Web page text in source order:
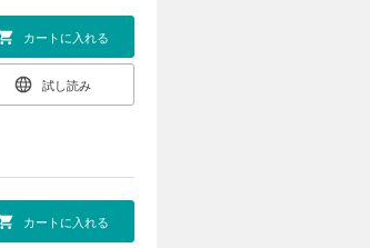
カートに入れる
試し読み
カートに入れる